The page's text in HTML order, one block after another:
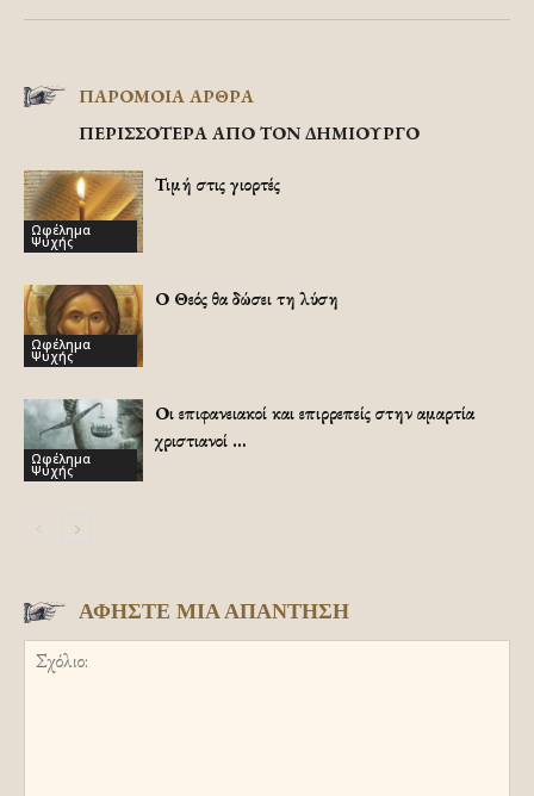
ΠΑΡΟΜΟΙΑ ΑΡΘΡΑ
ΠΕΡΙΣΣΟΤΕΡΑ ΑΠΟ ΤΟΝ ΔΗΜΙΟΥΡΓΟ
Ωφέλημα
Ψυχής
Τιμή στις γιορτές
Ωφέλημα
Ψυχής
Ο Θεός θα δώσει τη λύση
Ωφέλημα
Ψυχής
Οι επιφανειακοί και επιρρεπείς στην αμαρτία
χριστιανοί …
ΑΦΗΣΤΕ ΜΙΑ ΑΠΑΝΤΗΣΗ